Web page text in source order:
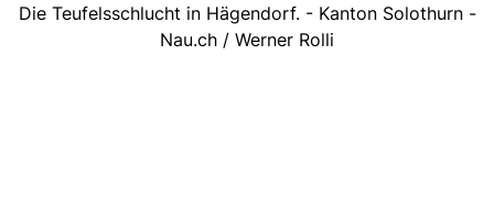
Die Teufelsschlucht in Hägendorf. - Kanton Solothurn -
Nau.ch / Werner Rolli